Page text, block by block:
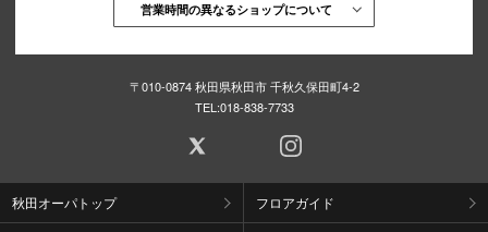
営業時間の異なるショップについて
〒010-0874 秋田県秋田市 千秋久保田町4-2
TEL:018-838-7733
秋田オーパトップ フロアガイド